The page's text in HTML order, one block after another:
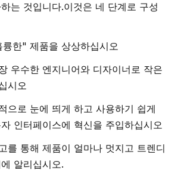
는 것입니다.이것은 네 단계로 구성
한" 제품을 상상하십시오
우수한 엔지니어와 디자이너로 작은
시오
으로 눈에 띄게 하고 사용하기 쉽게
인터페이스에 혁신을 주입하십시오
를 통해 제품이 얼마나 멋지고 트렌디
알리십시오.